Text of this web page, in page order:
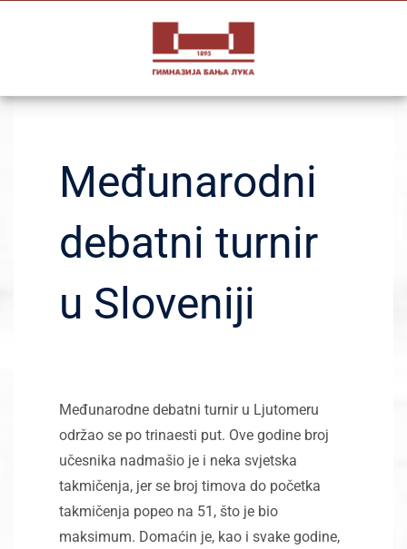
Međunarodni
debatni turnir
u Sloveniji
Međunarodne debatni turnir u Ljutomeru
održao se po trinaesti put. Ove godine broj
učesnika nadmašio je i neka svjetska
takmičenja, jer se broj timova do početka
takmičenja popeo na 51, što je bio
maksimum. Domaćin je, kao i svake godine,